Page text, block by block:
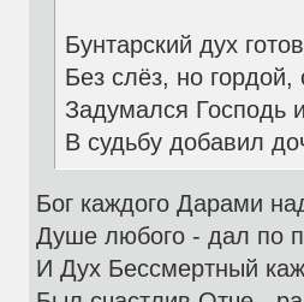
Бунтарский дух
Без слёз, но
Задумался Господь
В судьбу добавил
Бог каждого Дарами
Душе любого - дал по
И Дух Бессмертный